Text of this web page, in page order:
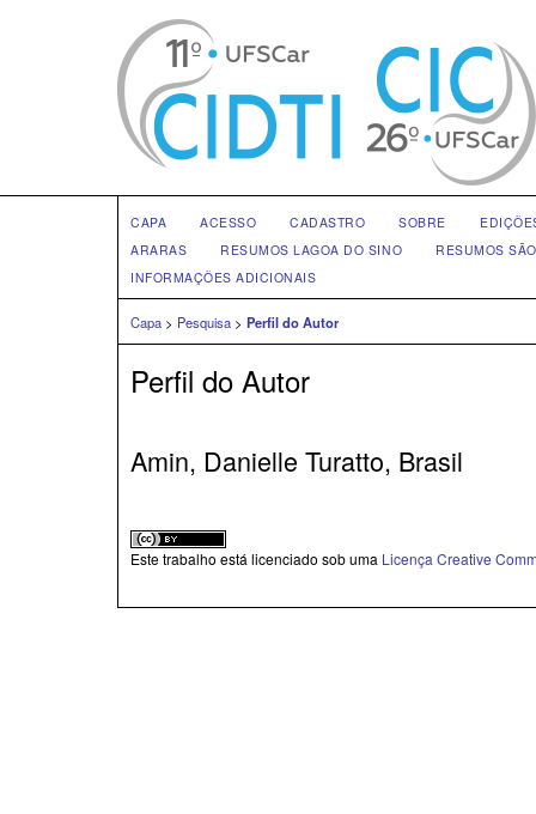
CAPA ACESSO CADASTRO SOBRE
ARARAS
RESUMOS LAGOA DO SINO
RESUMOS
INFORMAÇÕES ADICIONAIS
Capa > Pesquisa > Perfil do Autor
Perfil do Autor
Amin, Danielle Turatto, Brasil
Este trabalho está licenciado sob uma Licença Creative